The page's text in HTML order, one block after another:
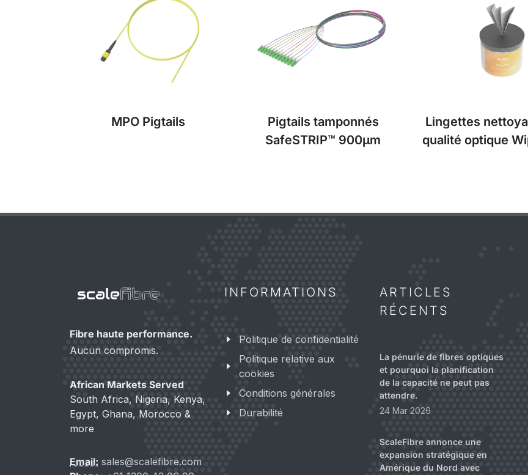
MPO Pigtails
Pigtails tamponnés
SafeSTRIP™ 900µm
Lingettes
qualité optique
Fibre haute performance.
Aucun compromis.
African Markets Served
South Africa, Nigeria, Kenya,
Egypt, Ghana, Morocco &
more
Email: sales@scalefibre.com
INFORMATIONS
Politique de confidentialité
Politique relative aux
cookies
Conditions générales
Durabilité
ARTICLES
RÉCENTS
La pénurie de fibres optiques
et pourquoi la planification
de la capacité ne peut pas
attendre.
24 Mar 2026
ScaleFibre annonce une
expansion stratégique en
Amérique du Nord avec